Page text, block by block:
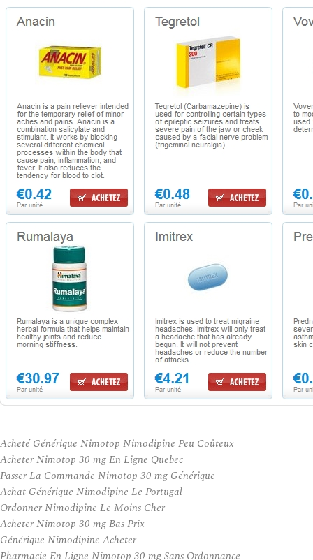
Acheté Générique Nimotop Nimodipine Peu Coûteux
Acheter Nimotop 30 mg En Ligne Quebec
Passer La Commande Nimotop 30 mg Générique
Achat Générique Nimodipine Le Portugal
Ordonner Nimodipine Le Moins Cher
Acheter Nimotop 30 mg Bas Prix
Générique Nimodipine Acheter
Pharmacie En Ligne Nimotop 30 mg Sans Ordonnance